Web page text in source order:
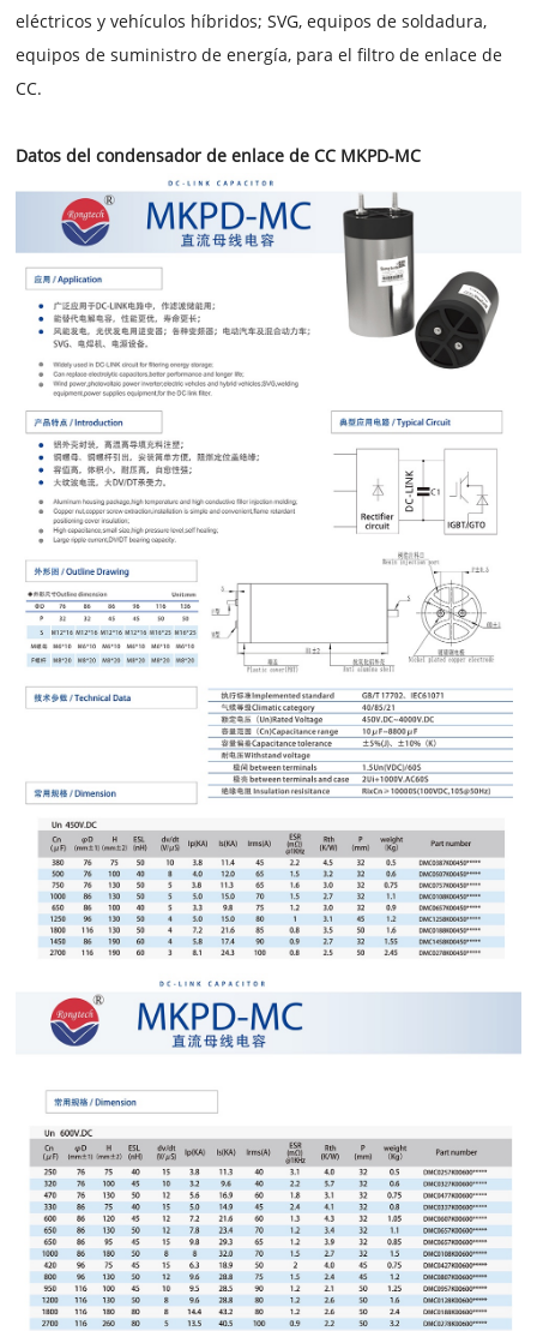
eléctricos y vehículos híbridos; SVG, equipos de soldadura,
equipos de suministro de energía, para el filtro de enlace de
CC.
Datos del condensador de enlace de CC MKPD-MC